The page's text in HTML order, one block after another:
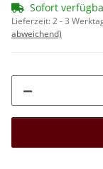
Sofort
Lieferzeit:2 - 3
abweichend)